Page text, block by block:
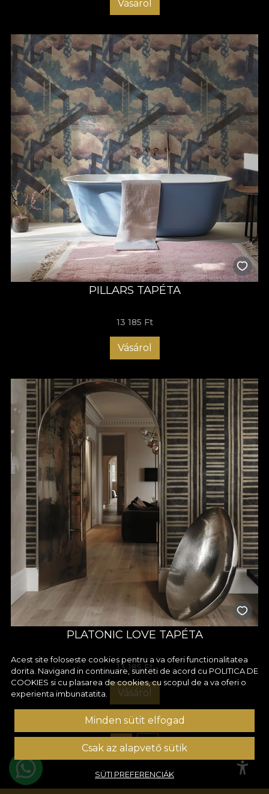
Vásárol
PILLARS TAPÉTA
13 185 Ft
Vásárol
PLATONIC LOVE TAPÉTA
13 185 Ft
Vásárol
1 2
Acest site foloseste cookies pentru a va oferi functionalitatea
dorita. Navigand in continuare, sunteti de acord cu POLITICA DE
COOKIES si cu plasarea de cookies, cu scopul de a va oferi o
experienta imbunatatita.
Minden sütit elfogad
Csak az alapvető sütik
SÜTI PREFERENCIÁK